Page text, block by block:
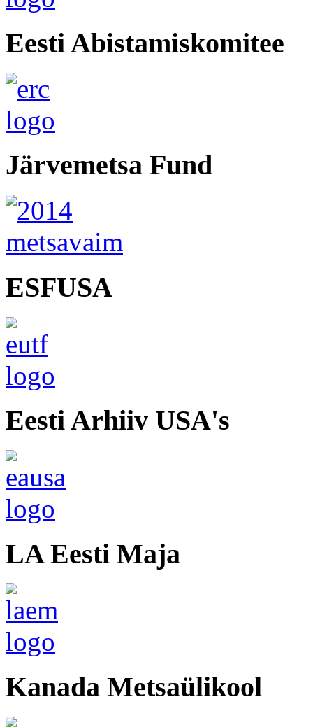
Eesti Abistamiskomitee
Järvemetsa Fund
ESFUSA
Eesti Arhiiv USA's
LA Eesti Maja
Kanada Metsaülikool